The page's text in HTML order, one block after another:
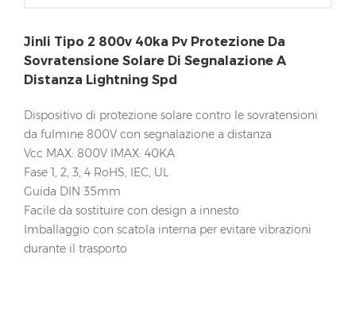
Jinli Tipo 2 800v 40ka Pv Protezione Da
Sovratensione Solare Di Segnalazione A
Distanza Lightning Spd
Dispositivo di protezione solare contro le sovratensioni
da fulmine 800V con segnalazione a distanza
Vcc MAX: 800V IMAX: 40KA
Fase 1, 2, 3, 4 RoHS, IEC, UL
Guida DIN 35mm
Facile da sostituire con design a innesto
Imballaggio con scatola interna per evitare vibrazioni
durante il trasporto